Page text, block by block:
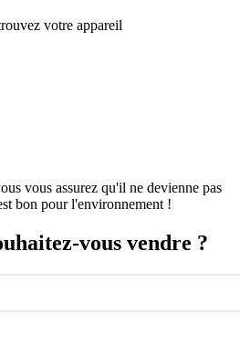
votre appareil
vous assurez qu'il ne devienne pas
bon pour l'environnement !
vous vendre ?